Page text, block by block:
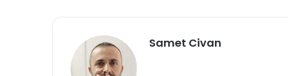
Samet Civan